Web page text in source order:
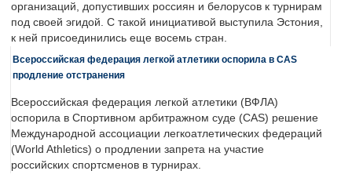
организаций, допустивших россиян и белорусов к турнирам
под своей эгидой. С такой инициативой выступила Эстония,
к ней присоединились еще восемь стран.
Всероссийская федерация легкой атлетики оспорила в CAS
продление отстранения
Всероссийская федерация легкой атлетики (ВФЛА)
оспорила в Спортивном арбитражном суде (CAS) решение
Международной ассоциации легкоатлетических федераций
(World Athletics) о продлении запрета на участие
российских спортсменов в турнирах.